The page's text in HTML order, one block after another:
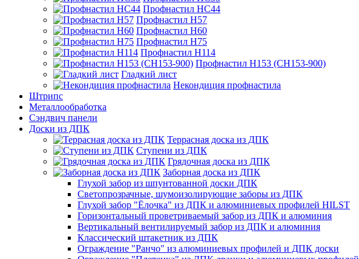
Профнастил НС44
Профнастил Н57
Профнастил Н60
Профнастил Н75
Профнастил Н114
Профнастил Н153 (СН153-900)
Гладкий лист
Некондиция профнастила
Штрипс
Металлообработка
Сэндвич панели
Доски из ДПК
Террасная доска из ДПК
Ступени из ДПК
Грядочная доска из ДПК
Заборная доска из ДПК
Глухой забор из шпунтованной доски ДПК
Светопрозрачные, шумоизолирующие заборы из ДПК
Глухой забор "Ёлочка" из ДПК и алюминиевых профилей HILST
Горизонтальный проветриваемый забор из ДПК и алюминия
Вертикальный вентилируемый забор из ДПК и алюминия
Классический штакетник из ДПК
Ограждение "Ранчо" из алюминиевых профилей и ДПК доски